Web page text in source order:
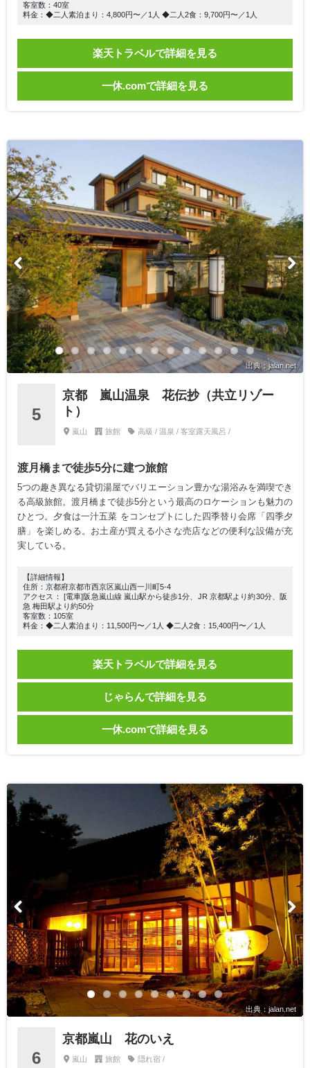
客室数：40室
料金：◆二人素泊まり：4,800円〜／1人 ◆二人2食：9,700円〜／1人
楽天トラベルで詳細を見る
一休.comで詳細を見る
出典：jalan.net
5
京都 嵐山温泉 花伝抄（共立リゾー
ト）
嵐山 旅館 高級 / 温泉 / 客室露天風呂 /
渡月橋まで徒歩5分に建つ旅館
5つの趣き異なる貸切湯屋でバリエーション豊かな湯浴みを満喫でき
る高級旅館。渡月橋まで徒歩5分という最高のロケーションも魅力の
ひとつ。夕食は一汁五菜 をコンセプトにした四季替り会席「四季夕
膳」を楽しめる。お土産が買える小さな売店などの便利な設備が充
実している。
【詳細情報】
住所：京都府京都市西京区嵐山西一川町5-4
アクセス： [電車]阪急嵐山線 嵐山駅から徒歩1分、JR 京都駅より約30分、阪
急 梅田駅より約50分
客室数：105室
料金：◆二人素泊まり：11,500円〜／1人 ◆二人2食：15,400円〜／1人
楽天トラベルで詳細を見る
じゃらんで詳細を見る
一休.comで詳細を見る
出典：jalan.net
6
京都嵐山 花のいえ
嵐山 旅館 隠れ宿 /